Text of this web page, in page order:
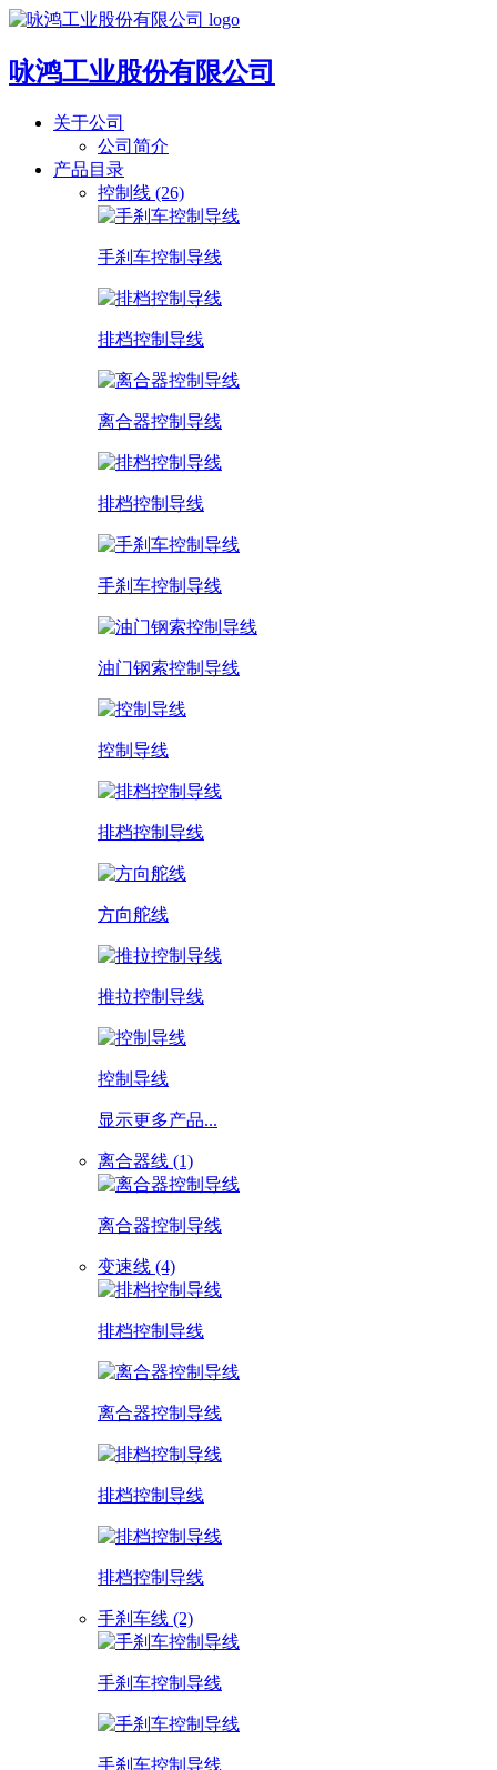
咏鸿工业股份有限公司
关于公司
公司简介
产品目录
控制线 (26)
手刹车控制导线
排档控制导线
离合器控制导线
排档控制导线
手刹车控制导线
油门钢索控制导线
控制导线
排档控制导线
方向舵线
推拉控制导线
控制导线
显示更多产品...
离合器线 (1)
离合器控制导线
变速线 (4)
排档控制导线
离合器控制导线
排档控制导线
排档控制导线
手刹车线 (2)
手刹车控制导线
手刹车控制导线